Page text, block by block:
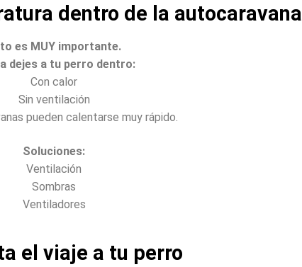
dentro de la autocaravana
es MUY importante.
dejes a tu perro dentro:
Con calor
Sin ventilación
pueden calentarse muy rápido.
Soluciones:
Ventilación
Sombras
Ventiladores
el viaje a tu perro